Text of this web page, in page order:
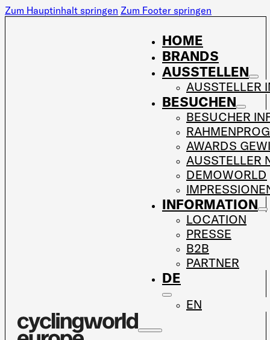
Zum Hauptinhalt springen Zum Footer springen
HOME
BRANDS
AUSSTELLEN
AUSSTELLER
BESUCHEN
BESUCHER
AWARDS
AUSSTELLER
DEMOWORLD
INFORMATION
LOCATION
PRESSE
B2B
PARTNER
DE
EN